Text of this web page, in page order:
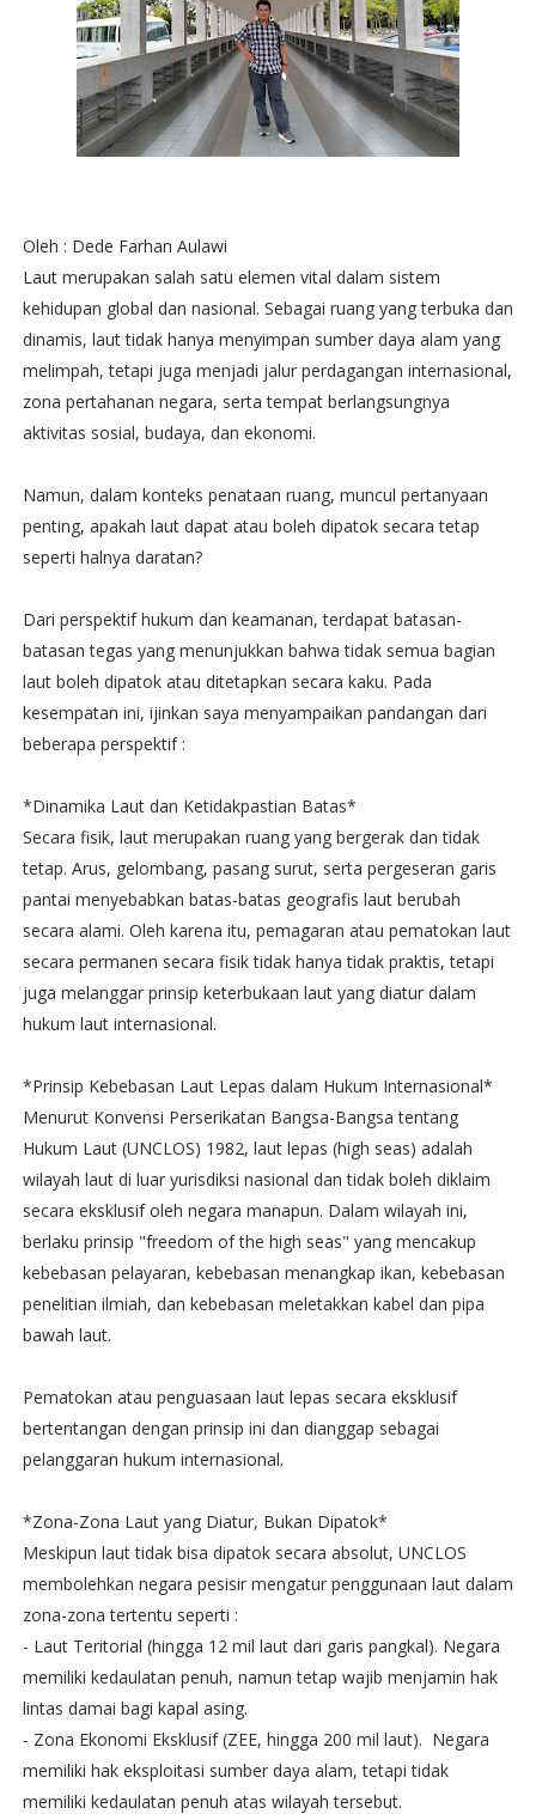
Oleh : Dede Farhan Aulawi
Laut merupakan salah satu elemen vital dalam sistem
kehidupan global dan nasional. Sebagai ruang yang terbuka dan
dinamis, laut tidak hanya menyimpan sumber daya alam yang
melimpah, tetapi juga menjadi jalur perdagangan internasional,
zona pertahanan negara, serta tempat berlangsungnya
aktivitas sosial, budaya, dan ekonomi.
Namun, dalam konteks penataan ruang, muncul pertanyaan
penting, apakah laut dapat atau boleh dipatok secara tetap
seperti halnya daratan?
Dari perspektif hukum dan keamanan, terdapat batasan-
batasan tegas yang menunjukkan bahwa tidak semua bagian
laut boleh dipatok atau ditetapkan secara kaku. Pada
kesempatan ini, ijinkan saya menyampaikan pandangan dari
beberapa perspektif :
*Dinamika Laut dan Ketidakpastian Batas*
Secara fisik, laut merupakan ruang yang bergerak dan tidak
tetap. Arus, gelombang, pasang surut, serta pergeseran garis
pantai menyebabkan batas-batas geografis laut berubah
secara alami. Oleh karena itu, pemagaran atau pematokan laut
secara permanen secara fisik tidak hanya tidak praktis, tetapi
juga melanggar prinsip keterbukaan laut yang diatur dalam
hukum laut internasional.
*Prinsip Kebebasan Laut Lepas dalam Hukum Internasional*
Menurut Konvensi Perserikatan Bangsa-Bangsa tentang
Hukum Laut (UNCLOS) 1982, laut lepas (high seas) adalah
wilayah laut di luar yurisdiksi nasional dan tidak boleh diklaim
secara eksklusif oleh negara manapun. Dalam wilayah ini,
berlaku prinsip "freedom of the high seas" yang mencakup
kebebasan pelayaran, kebebasan menangkap ikan, kebebasan
penelitian ilmiah, dan kebebasan meletakkan kabel dan pipa
bawah laut.
Pematokan atau penguasaan laut lepas secara eksklusif
bertentangan dengan prinsip ini dan dianggap sebagai
pelanggaran hukum internasional.
*Zona-Zona Laut yang Diatur, Bukan Dipatok*
Meskipun laut tidak bisa dipatok secara absolut, UNCLOS
membolehkan negara pesisir mengatur penggunaan laut dalam
zona-zona tertentu seperti :
- Laut Teritorial (hingga 12 mil laut dari garis pangkal). Negara
memiliki kedaulatan penuh, namun tetap wajib menjamin hak
lintas damai bagi kapal asing.
- Zona Ekonomi Eksklusif (ZEE, hingga 200 mil laut). Negara
memiliki hak eksploitasi sumber daya alam, tetapi tidak
memiliki kedaulatan penuh atas wilayah tersebut.